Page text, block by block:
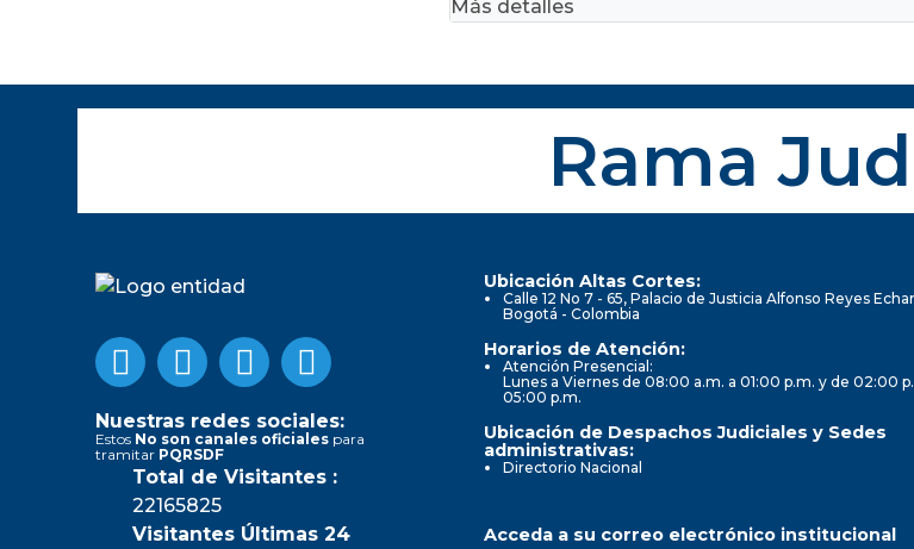
Más detalles
Rama
Nuestras redes sociales:
Estos No son canales oficiales para
tramitar PQRSDF
Total de Visitantes :
22165825
Visitantes Últimas 24
Ubicación Altas Cortes:
Calle 12 No 7 - 65, Palacio de Justicia Alfonso Reyes
Bogotá - Colombia
Horarios de Atención:
Atención Presencial:
Lunes a Viernes de 08:00 a.m. a 01:00 p.m. y de 02:00
05:00 p.m.
Ubicación de Despachos Judiciales y Sedes
administrativas:
Directorio Nacional
Acceda a su correo electrónico institucional